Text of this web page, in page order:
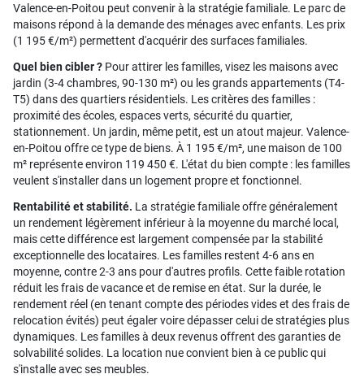
Valence-en-Poitou peut convenir à la stratégie familiale. Le parc de
maisons répond à la demande des ménages avec enfants. Les prix
(1 195 €/m²) permettent d'acquérir des surfaces familiales.
Quel bien cibler ? Pour attirer les familles, visez les maisons avec
jardin (3-4 chambres, 90-130 m²) ou les grands appartements (T4-
T5) dans des quartiers résidentiels. Les critères des familles :
proximité des écoles, espaces verts, sécurité du quartier,
stationnement. Un jardin, même petit, est un atout majeur. Valence-
en-Poitou offre ce type de biens. À 1 195 €/m², une maison de 100
m² représente environ 119 450 €. L'état du bien compte : les familles
veulent s'installer dans un logement propre et fonctionnel.
Rentabilité et stabilité. La stratégie familiale offre généralement
un rendement légèrement inférieur à la moyenne du marché local,
mais cette différence est largement compensée par la stabilité
exceptionnelle des locataires. Les familles restent 4-6 ans en
moyenne, contre 2-3 ans pour d'autres profils. Cette faible rotation
réduit les frais de vacance et de remise en état. Sur la durée, le
rendement réel (en tenant compte des périodes vides et des frais de
relocation évités) peut égaler voire dépasser celui de stratégies plus
dynamiques. Les familles à deux revenus offrent des garanties de
solvabilité solides. La location nue convient bien à ce public qui
s'installe avec ses meubles.